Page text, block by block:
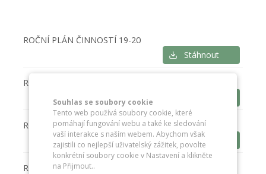
Souhlas se soubory cookie
Tento web používá soubory cookie, které
pomáhají fungování webu a také ke sledování
vaší interakce s naším webem. Abychom však
zajistili co nejlepší uživatelský zážitek, povolte
konkrétní soubory cookie v Nastavení a klikněte
na Přijmout..
ROČNÍ PLÁN ČINNOSTÍ 19-20
Stáhnout
ROČNÍ PLÁN ČINNOSTI 20-21
ROČNÍ PLÁN ČINNOSTI 2021-2022
Stáhnout
ROČNÍ PLÁN ČINNOSTI 23-24